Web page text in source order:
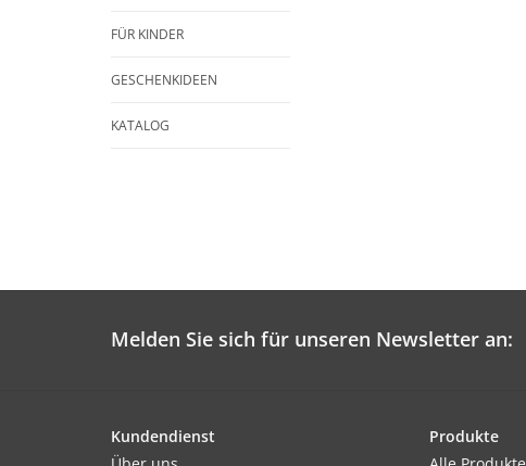
FÜR KINDER
GESCHENKIDEEN
KATALOG
Melden Sie sich für unseren Newsletter an:
Kundendienst
Produkte